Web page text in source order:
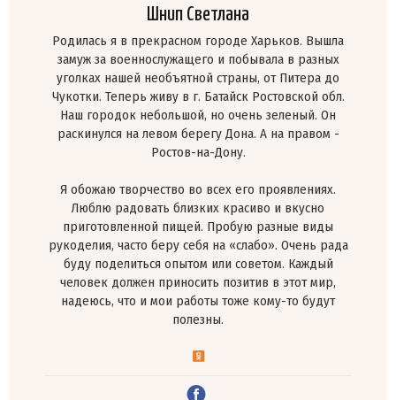
Шнип Светлана
Родилась я в прекрасном городе Харьков. Вышла
замуж за военнослужащего и побывала в разных
уголках нашей необъятной страны, от Питера до
Чукотки. Теперь живу в г. Батайск Ростовской обл.
Наш городок небольшой, но очень зеленый. Он
раскинулся на левом берегу Дона. А на правом -
Ростов-на-Дону.
Я обожаю творчество во всех его проявлениях.
Люблю радовать близких красиво и вкусно
приготовленной пищей. Пробую разные виды
рукоделия, часто беру себя на «слабо». Очень рада
буду поделиться опытом или советом. Каждый
человек должен приносить позитив в этот мир,
надеюсь, что и мои работы тоже кому-то будут
полезны.